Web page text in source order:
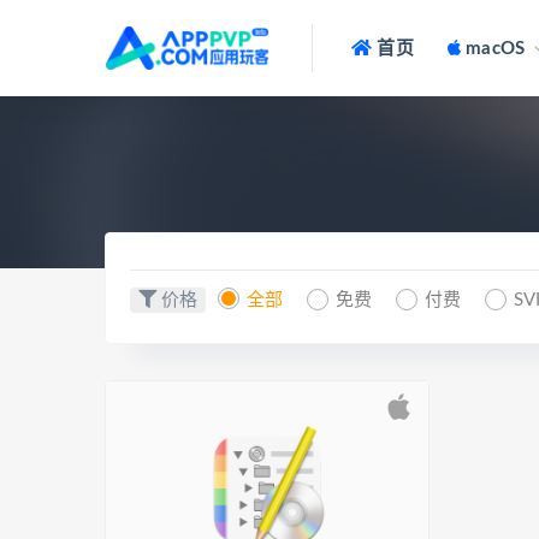
首页 macOS
价格 全部 免费 付费